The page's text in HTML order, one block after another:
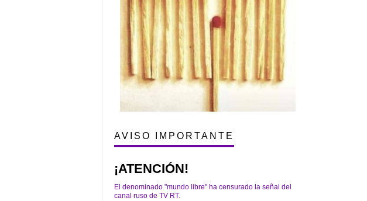
AVISO IMPORTANTE
¡ATENCIÓN!
El denominado "mundo libre" ha censurado la señal del
canal ruso de TV RT.